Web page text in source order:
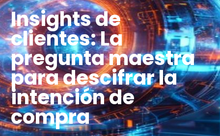
Insights de
clientes: La
pregunta maestra
para descifrar la
intención de
compra